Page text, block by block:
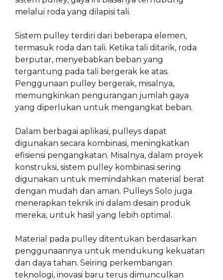
melalui roda yang dilapisi tali.
Sistem pulley terdiri dari beberapa elemen,
termasuk roda dan tali. Ketika tali ditarik, roda
berputar, menyebabkan beban yang
tergantung pada tali bergerak ke atas.
Penggunaan pulley bergerak, misalnya,
memungkinkan pengurangan jumlah gaya
yang diperlukan untuk mengangkat beban.
Dalam berbagai aplikasi, pulleys dapat
digunakan secara kombinasi, meningkatkan
efisiensi pengangkatan. Misalnya, dalam proyek
konstruksi, sistem pulley kombinasi sering
digunakan untuk memindahkan material berat
dengan mudah dan aman. Pulleys Solo juga
menerapkan teknik ini dalam desain produk
mereka, untuk hasil yang lebih optimal.
Material pada pulley ditentukan berdasarkan
penggunaannya untuk mendukung kekuatan
dan daya tahan. Seiring perkembangan
teknologi, inovasi baru terus dimunculkan